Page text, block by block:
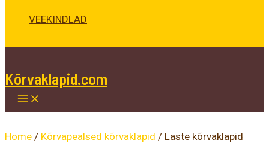
VEEKINDLAD
Kõrvaklapid.com
Home / Kõrvapealsed kõrvaklapid / Laste kõrvaklapid